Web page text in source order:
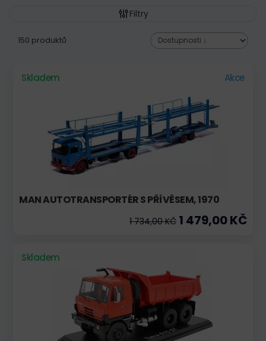
Filtry
150 produktů
Skladem Akce
MAN AUTOTRANSPORTÉR S PŘÍVĚSEM, 1970
1 734,00 KČ 1 479,00 KČ
Skladem